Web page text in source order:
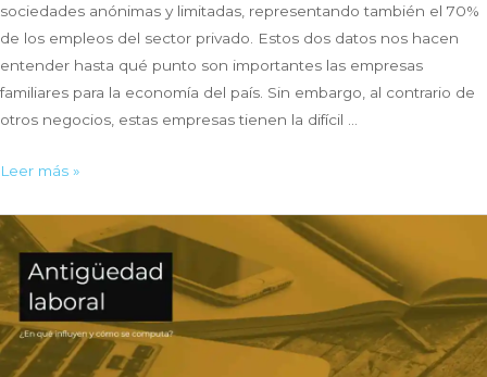
sociedades anónimas y limitadas, representando también el 70%
de los empleos del sector privado. Estos dos datos nos hacen
entender hasta qué punto son importantes las empresas
familiares para la economía del país. Sin embargo, al contrario de
otros negocios, estas empresas tienen la difícil …
Protocolo
¿Cómo
de
necesario
es
en
una
Leer más »